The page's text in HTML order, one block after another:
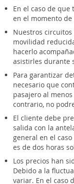
En el caso de
en el momento
Nuestros
movilidad
hacerlo
asistirles durante
Para garantizar
necesario que
pasajero al
contrario, no
El cliente debe
salida con la
general en el
es de dos horas
Los precios han
Debido a la
variar. En el caso